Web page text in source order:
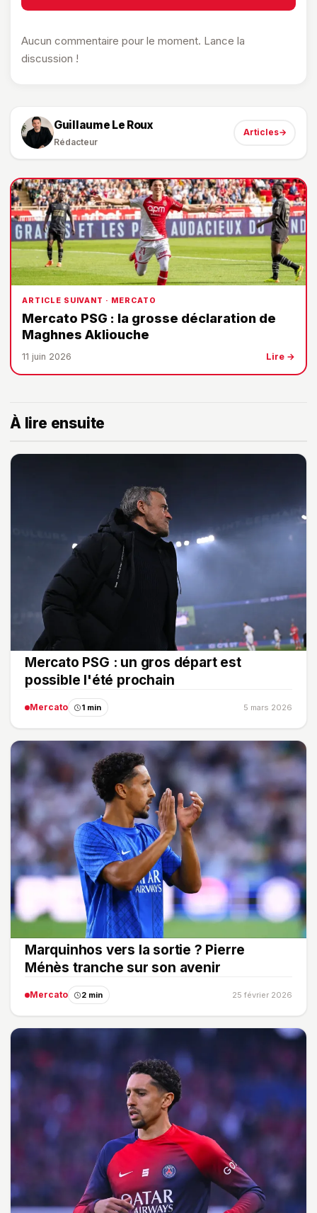
Aucun commentaire pour le moment. Lance la
discussion !
Guillaume Le Roux
Rédacteur
Articles→
ARTICLE SUIVANT · MERCATO
Mercato PSG : la grosse déclaration de
Maghnes Akliouche
11 juin 2026 Lire →
À lire ensuite
Mercato PSG : un gros départ est
possible l'été prochain
Mercato 1 min 5 mars 2026
Marquinhos vers la sortie ? Pierre
Ménès tranche sur son avenir
Mercato 2 min 25 février 2026